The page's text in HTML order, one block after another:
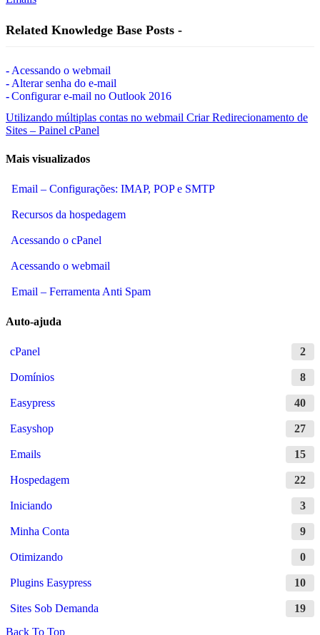
Related Knowledge Base Posts -
Acessando o webmail
Alterar senha do e-mail
Configurar e-mail no Outlook 2016
Utilizando múltiplas contas no webmail Criar Redirecionamento de
Sites – Painel cPanel
Mais visualizados
Email – Configurações: IMAP, POP e SMTP
Recursos da hospedagem
Acessando o cPanel
Acessando o webmail
Email – Ferramenta Anti Spam
Auto-ajuda
cPanel 2
Domínios 8
Easypress 40
Easyshop 27
Emails 15
Hospedagem 22
Iniciando 3
Minha Conta 9
Otimizando 0
Plugins Easypress 10
Sites Sob Demanda
19
Back To Top